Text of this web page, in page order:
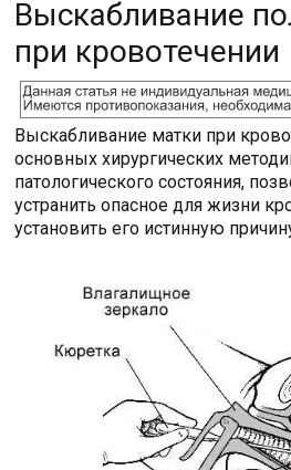
Выскабливание
при кровотечении
Выскабливание матки при
основных хирургических
патологического состояния,
устранить опасное для жизни
установить его истинную